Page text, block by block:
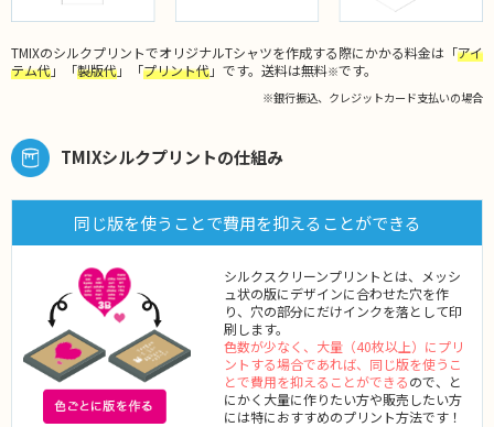
TMIXのシルクプリントでオリジナルTシャツを作成する際にかかる料金は「アイ
テム代」「製版代」「プリント代」です。送料は無料※です。
※銀行振込、クレジットカード支払いの場合
TMIXシルクプリントの仕組み
同じ版を使うことで費用を抑えることができる
シルクスクリーンプリントとは、メッシ
ュ状の版にデザインに合わせた穴を作
り、穴の部分にだけインクを落として印
刷します。
色数が少なく、大量（40枚以上）にプリ
ントする場合であれば、同じ版を使うこ
とで費用を抑えることができるので、と
にかく大量に作りたい方や販売したい方
には特におすすめのプリント方法です！